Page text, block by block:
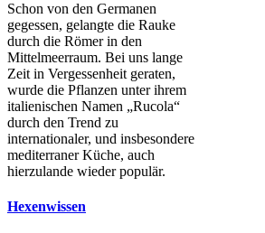
Schon von den Germanen
gegessen, gelangte die Rauke
durch die Römer in den
Mittelmeerraum. Bei uns lange
Zeit in Vergessenheit geraten,
wurde die Pflanzen unter ihrem
italienischen Namen „Rucola“
durch den Trend zu
internationaler, und insbesondere
mediterraner Küche, auch
hierzulande wieder populär.
Hexenwissen